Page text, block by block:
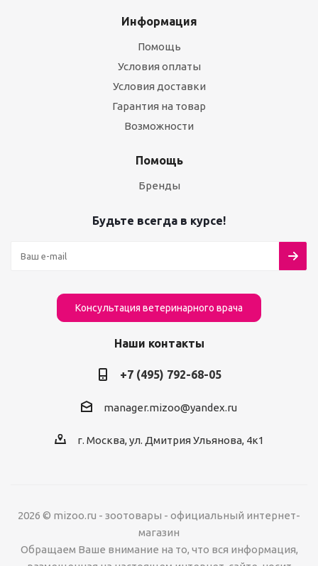
Информация
Помощь
Условия оплаты
Условия доставки
Гарантия на товар
Возможности
Помощь
Бренды
Будьте всегда в курсе!
Консультация ветеринарного врача
Наши контакты
+7 (495) 792-68-05
manager.mizoo@yandex.ru
г. Москва, ул. Дмитрия Ульянова, 4к1
2026 © mizoo.ru - зоотовары - официальный интернет-
магазин
Обращаем Ваше внимание на то, что вся информация,